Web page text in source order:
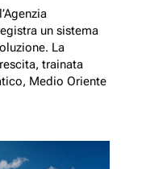
un sistema
La
trainata
Medio Oriente